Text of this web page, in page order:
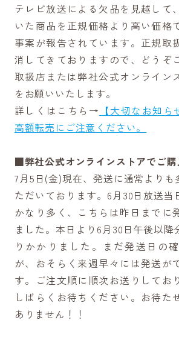
テレビ放送による欠品を見越して
いた商品を正規価格より高い価格
事案が報告されています。正規取
消してきておりますので、どうぞ
取扱店または弊社公式オンライン
をお願いいたします。
詳しくはこちら→ 【大切なお知
高額転売にご注意ください。
■弊社公式オンラインストアでご
7月5日(金)現在、発送に通常よりも
ただいております。6月30日放送当
かなり多く、こちらは昨日までに
ました。本日より6月30日午後以
りかかりました。まだ発送日の
が、おそらく来週早々には発送が
す。ご注文順に順次お送りしてお
しばらくお待ちください。お待た
ありません！！